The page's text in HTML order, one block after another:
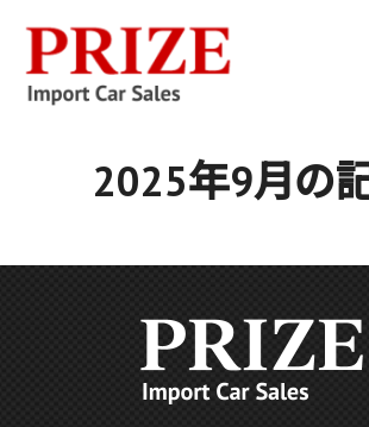
千葉
Our Policy
Stock
2025年9月の